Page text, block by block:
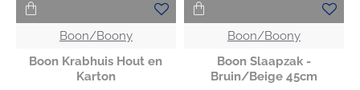
Boon/Boony
Boon Krabhuis Hout en
Karton
Boon/Boony
Boon Slaapzak -
Bruin/Beige 45cm